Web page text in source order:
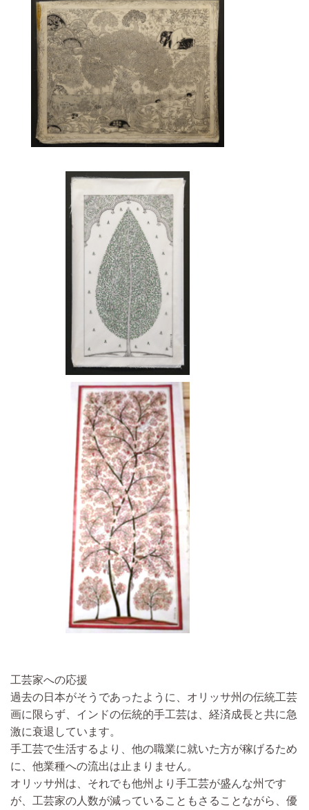
工芸家への応援
過去の日本がそうであったように、オリッサ州の伝統工芸
画に限らず、 インドの伝統的手工芸は、経済成長と共に急
激に衰退しています。
手工芸で生活するより、他の職業に就いた方が稼げるため
に、他業種への流出は止まりません。
オリッサ州は、それでも他州より手工芸が盛んな州です
が、工芸家の人数が減っていることもさることながら、優